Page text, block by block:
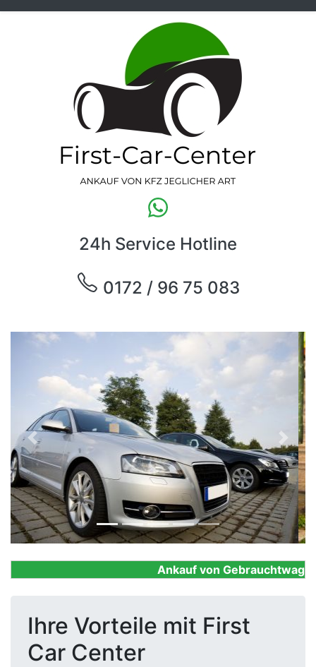
24h Service Hotline
0172 / 96 75 083
Previous Next
Ankauf von
Ihre Vorteile mit First
Car Center